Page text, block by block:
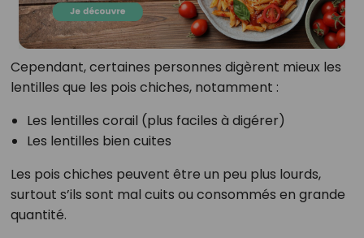
Cependant, certaines personnes digèrent mieux les
lentilles que les pois chiches, notamment :
Les lentilles corail (plus faciles à digérer)
Les lentilles bien cuites
Les pois chiches peuvent être un peu plus lourds,
surtout s’ils sont mal cuits ou consommés en grande
quantité.